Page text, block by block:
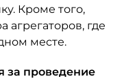
Кроме того,
агрегаторов, где
месте.
за проведение